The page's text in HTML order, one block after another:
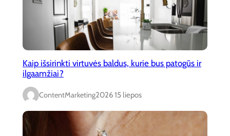
Kaip išsirinkti virtuvės baldus, kurie bus patogūs ir
ilgaamžiai?
ContentMarketing2026 15 liepos